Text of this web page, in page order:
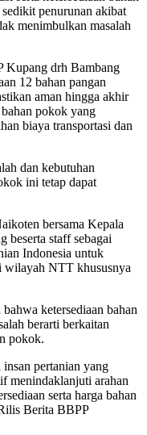
penurunan akibat
menimbulkan masalah
Kupang drh Bambang
12 bahan pangan
aman hingga akhir
pokok yang
biaya transportasi dan
dan kebutuhan
ini tetap dapat
bersama Kepala
beserta staff sebagai
Indonesia untuk
wilayah NTT khususnya
ketersediaan bahan
berarti berkaitan
pokok.
pertanian yang
menindaklanjuti arahan
serta harga bahan
Berita BBPP